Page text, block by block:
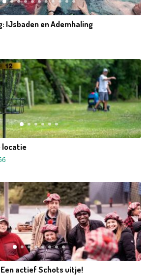
IJsbaden en Ademhaling
locatie
actief Schots uitje!